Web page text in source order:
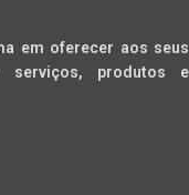
em oferecer aos seus
serviços, produtos e